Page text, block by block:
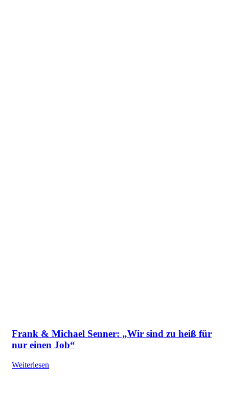
Frank & Michael Senner: „Wir sind zu heiß für
nur einen Job“
Weiterlesen